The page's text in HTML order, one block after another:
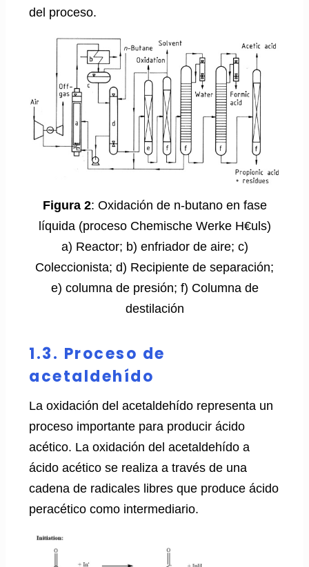
del proceso.
Figura 2: Oxidación de n-butano en fase
líquida (proceso Chemische Werke H€uls)
a) Reactor; b) enfriador de aire; c)
Coleccionista; d) Recipiente de separación;
e) columna de presión; f) Columna de
destilación
1.3. Proceso de
acetaldehído
La oxidación del acetaldehído representa un
proceso importante para producir ácido
acético. La oxidación del acetaldehído a
ácido acético se realiza a través de una
cadena de radicales libres que produce ácido
peracético como intermediario.